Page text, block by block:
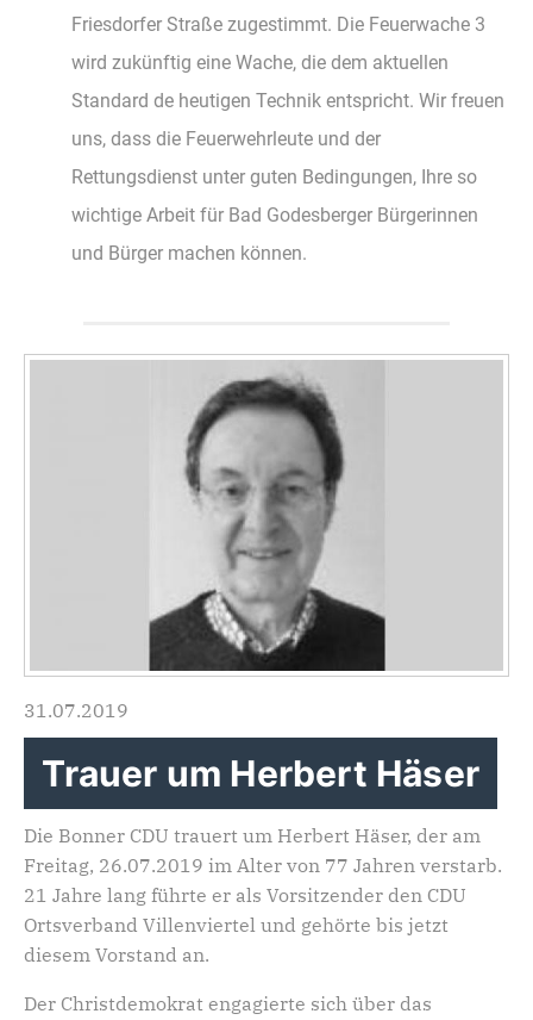
Friesdorfer Straße zugestimmt. Die Feuerwache 3
wird zukünftig eine Wache, die dem aktuellen
Standard de heutigen Technik entspricht. Wir freuen
uns, dass die Feuerwehrleute und der
Rettungsdienst unter guten Bedingungen, Ihre so
wichtige Arbeit für Bad Godesberger Bürgerinnen
und Bürger machen können.
31.07.2019
Trauer um Herbert Häser
Die Bonner CDU trauert um Herbert Häser, der am
Freitag, 26.07.2019 im Alter von 77 Jahren verstarb.
21 Jahre lang führte er als Vorsitzender den CDU
Ortsverband Villenviertel und gehörte bis jetzt
diesem Vorstand an.
Der Christdemokrat engagierte sich über das